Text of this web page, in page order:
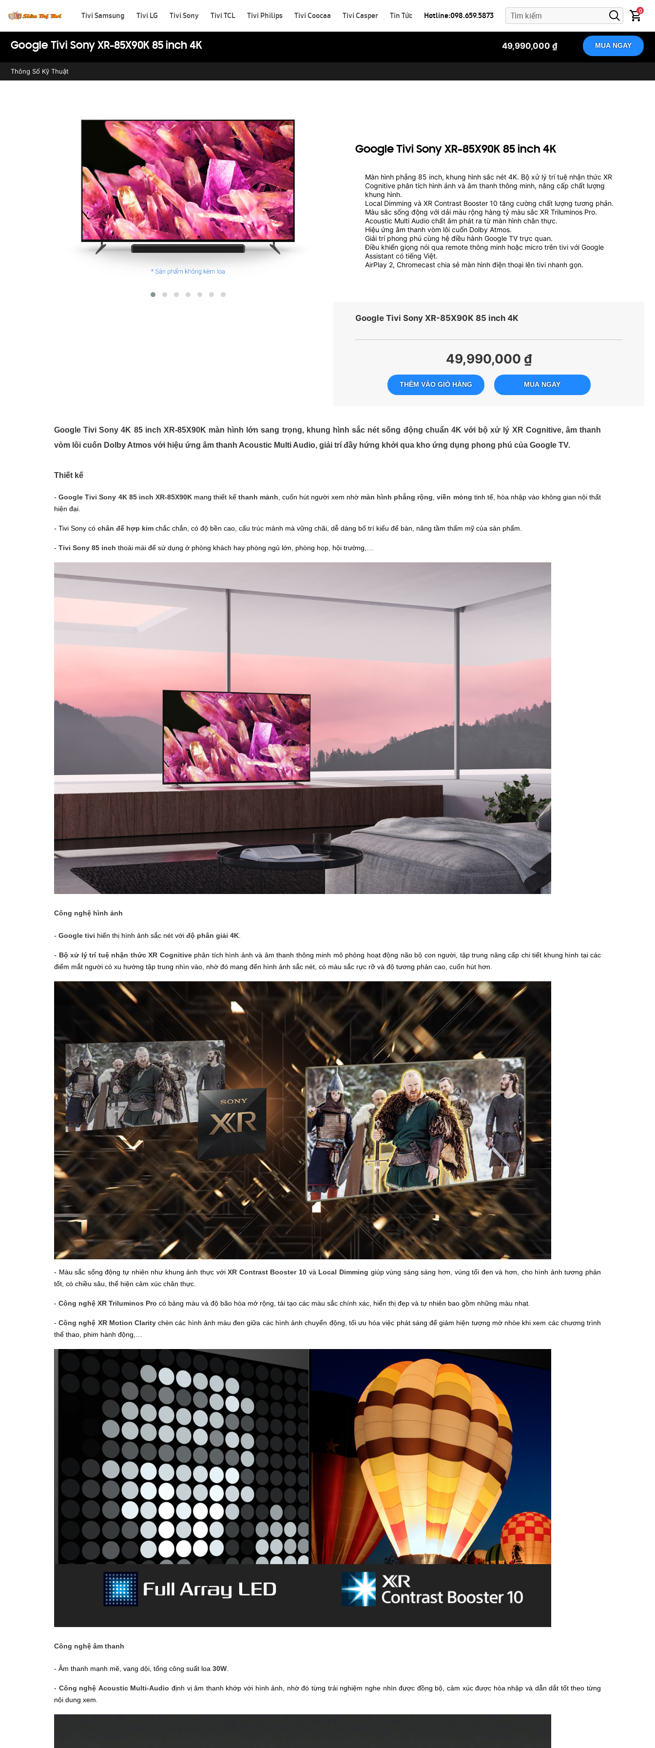
Tivi Samsung Tivi LG Tivi Sony Tivi TCL Tivi Philips Tivi Coocaa Tivi Casper Tin Tức Hotline:098.659.5873
0
Google Tivi Sony XR-85X90K 85 inch 4K
Thông Số Kỹ Thuật
49,990,000 ₫ MUA NGAY
Google Tivi Sony XR-85X90K 85 inch 4K
Màn hình phẳng 85 inch, khung hình sắc nét 4K. Bộ xử lý trí tuệ nhận thức XR
Cognitive phân tích hình ảnh và âm thanh thông minh, nâng cấp chất lượng
khung hình.
Local Dimming và XR Contrast Booster 10 tăng cường chất lượng tương phản.
Màu sắc sống động với dải màu rộng hàng tỷ màu sắc XR Triluminos Pro.
Acoustic Multi Audio chất âm phát ra từ màn hình chân thực.
Hiệu ứng âm thanh vòm lôi cuốn Dolby Atmos.
Giải trí phong phú cùng hệ điều hành Google TV trực quan.
Điều khiển giọng nói qua remote thông minh hoặc micro trên tivi với Google
Assistant có tiếng Việt.
AirPlay 2, Chromecast chia sẻ màn hình điện thoại lên tivi nhanh gọn.
Google Tivi Sony XR-85X90K 85 inch 4K
49,990,000 ₫
THÊM VÀO GIỎ HÀNG MUA NGAY
Google Tivi Sony 4K 85 inch XR-85X90K màn hình lớn sang trọng, khung hình sắc nét sống động chuẩn 4K với bộ xử lý XR Cognitive, âm thanh
vòm lôi cuốn Dolby Atmos với hiệu ứng âm thanh Acoustic Multi Audio, giải trí đầy hứng khởi qua kho ứng dụng phong phú của Google TV.
Thiết kế
- Google Tivi Sony 4K 85 inch XR-85X90K mang thiết kế thanh mảnh, cuốn hút người xem nhờmàn hình phẳng rộng,viền mỏng tinh tế, hòa nhập vào không gian nội thất
hiện đại.
- Tivi Sony có chân đế hợp kim chắc chắn, có độ bền cao, cấu trúc mảnh mà vững chãi, dễ dàng bố trí kiểu để bàn, nâng tầm thẩm mỹ của sản phẩm.
- Tivi Sony 85 inch thoải mái để sử dụng ở phòng khách hay phòng ngủ lớn, phòng họp, hội trường,…
Công nghệ hình ảnh
- Google tivi hiển thị hình ảnh sắc nét với độ phân giải 4K.
- Bộ xử lý trí tuệ nhận thức XR Cognitivephân tích hình ảnh và âm thanh thông minh mô phỏng hoạt động não bộ con người, tập trung nâng cấp chi tiết khung hình tại các
điểm mắt người có xu hướng tập trung nhìn vào, nhờ đó mang đến hình ảnh sắc nét, có màu sắc rực rỡ và độ tương phản cao, cuốn hút hơn.
- Màu sắc sống động tự nhiên như khung ảnh thực vớiXR Contrast Booster 10 và Local Dimming giúp vùng sáng sáng hơn, vùng tối đen và hơn, cho hình ảnh tương phản
tốt, có chiều sâu, thể hiện cảm xúc chân thực.
- Công nghệ XR Triluminos Pro có bảng màu và độ bão hòa mở rộng, tái tạo các màu sắc chính xác, hiển thị đẹp và tự nhiên bao gồm những màu nhạt.
-Công nghệ XR Motion Clarity chèn các hình ảnh màu đen giữa các hình ảnh chuyển động, tối ưu hóa việc phát sáng để giảm hiện tượng mờ nhòe khi xem các chương trình
thể thao, phim hành động,…
Công nghệ âm thanh
- Âm thanh mạnh mẽ, vang dội, tổng công suất loa 30W.
- Công nghệ Acoustic Multi-Audio định vị âm thanh khớp với hình ảnh, nhờ đó từng trải nghiệm nghe nhìn được đồng bộ, cảm xúc được hòa nhập và dẫn dắt tốt theo từng
nội dung xem.